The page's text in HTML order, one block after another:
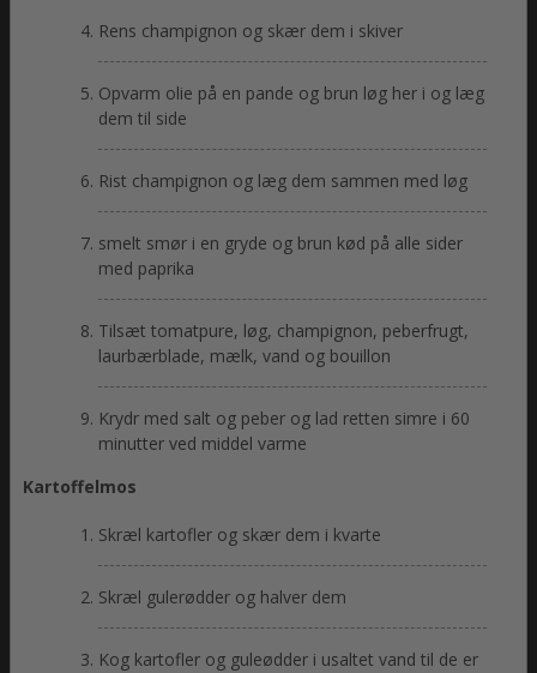
Rens champignon og skær dem i skiver
Opvarm olie på en pande og brun løg her i og læg
dem til side
Rist champignon og læg dem sammen med løg
smelt smør i en gryde og brun kød på alle sider
med paprika
Tilsæt tomatpure, løg, champignon, peberfrugt,
laurbærblade, mælk, vand og bouillon
Krydr med salt og peber og lad retten simre i 60
minutter ved middel varme
Kartoffelmos
Skræl kartofler og skær dem i kvarte
Skræl gulerødder og halver dem
Kog kartofler og guleødder i usaltet vand til de er